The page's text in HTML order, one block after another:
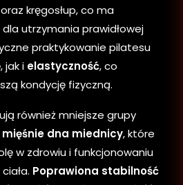
kręgosłup, co ma
utrzymania prawidłowej
praktykowanie pilatesu
, jak i elastyczność, co
kondycję fizyczną.
również mniejsze grupy
mięśnie dna miednicy, które
w zdrowiu i funkcjonowaniu
Poprawiona stabilność